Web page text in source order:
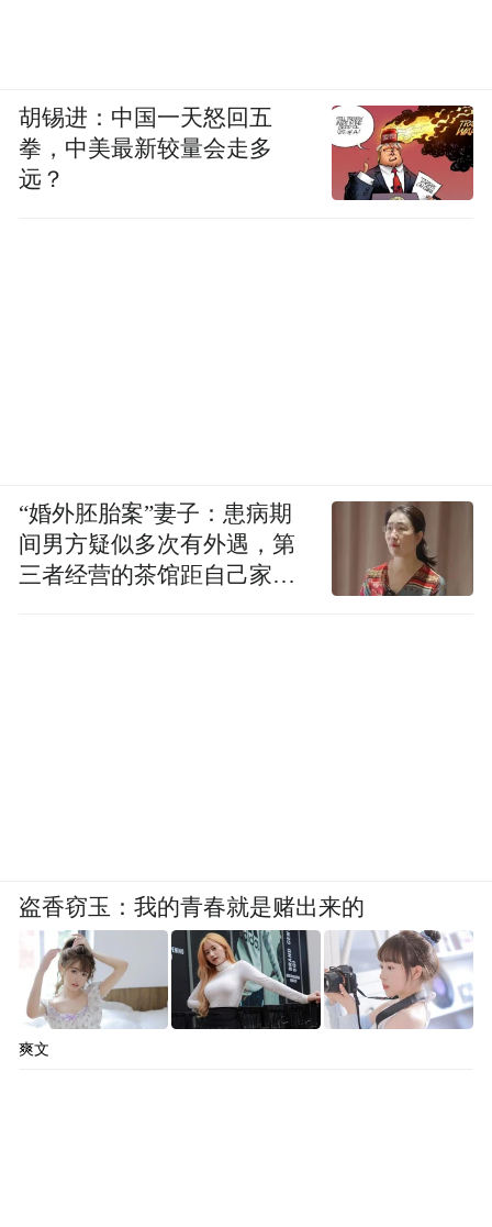
胡锡进：中国一天怒回五
拳，中美最新较量会走多
远？
“婚外胚胎案”妻子：患病期
间男方疑似多次有外遇，第
三者经营的茶馆距自己家步
盗香窃玉：我的青春就是赌出来的
爽文